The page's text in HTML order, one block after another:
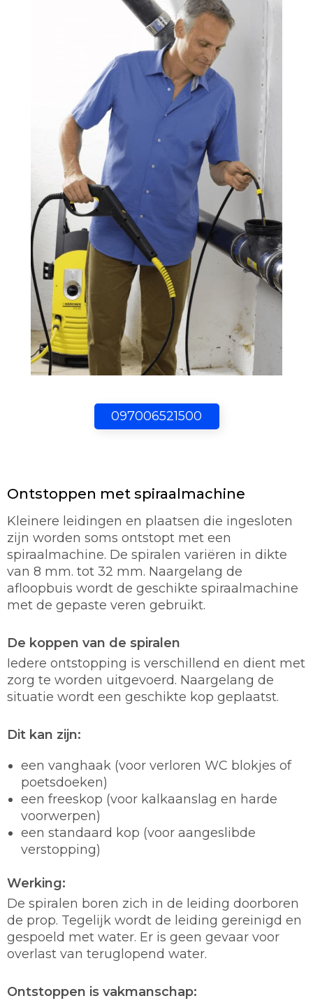
097006521500
Ontstoppen met spiraalmachine
Kleinere leidingen en plaatsen die ingesloten
zijn worden soms ontstopt met een
spiraalmachine. De spiralen variëren in dikte
van 8 mm. tot 32 mm. Naargelang de
afloopbuis wordt de geschikte spiraalmachine
met de gepaste veren gebruikt.
De koppen van de spiralen
Iedere ontstopping is verschillend en dient met
zorg te worden uitgevoerd. Naargelang de
situatie wordt een geschikte kop geplaatst.
Dit kan zijn:
een vanghaak (voor verloren WC blokjes of
poetsdoeken)
een freeskop (voor kalkaanslag en harde
voorwerpen)
een standaard kop (voor aangeslibde
verstopping)
Werking:
De spiralen boren zich in de leiding doorboren
de prop. Tegelijk wordt de leiding gereinigd en
gespoeld met water. Er is geen gevaar voor
overlast van teruglopend water.
Ontstoppen is vakmanschap: